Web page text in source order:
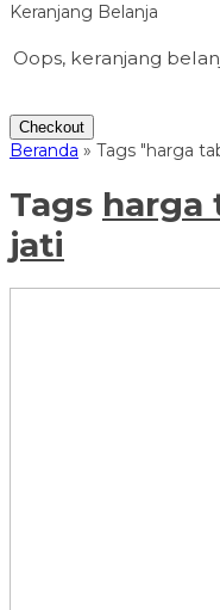
Keranjang Belanja
Oops, keranjang
Checkout
Beranda » Tags "harga
Tags harga
jati